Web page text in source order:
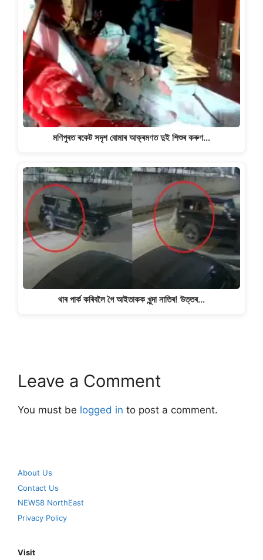
মণিপুৰত ৰকেট সদৃশ বোমাৰ আক্ৰমণত দুই শিশুৰ কৰুণ…
থাৰ পাৰ্ক কৰিবলৈ গৈ আইতাকক খুন্দা নাতিৰ! উত্তৰ…
Leave a Comment
You must be logged in to post a comment.
About Us
Contact Us
NEWS8 NorthEast
Privacy Policy
Visit